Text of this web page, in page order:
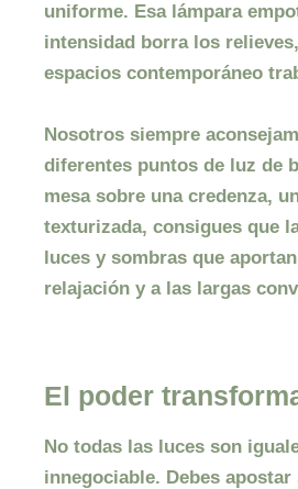
uniforme. Esa lámpara
intensidad borra los
espacios contemporáneo
Nosotros siempre
diferentes puntos de luz de
mesa sobre una credenza,
texturizada, consigues que
luces y sombras que
relajación y a las largas
El poder
No todas las luces son
innegociable. Debes